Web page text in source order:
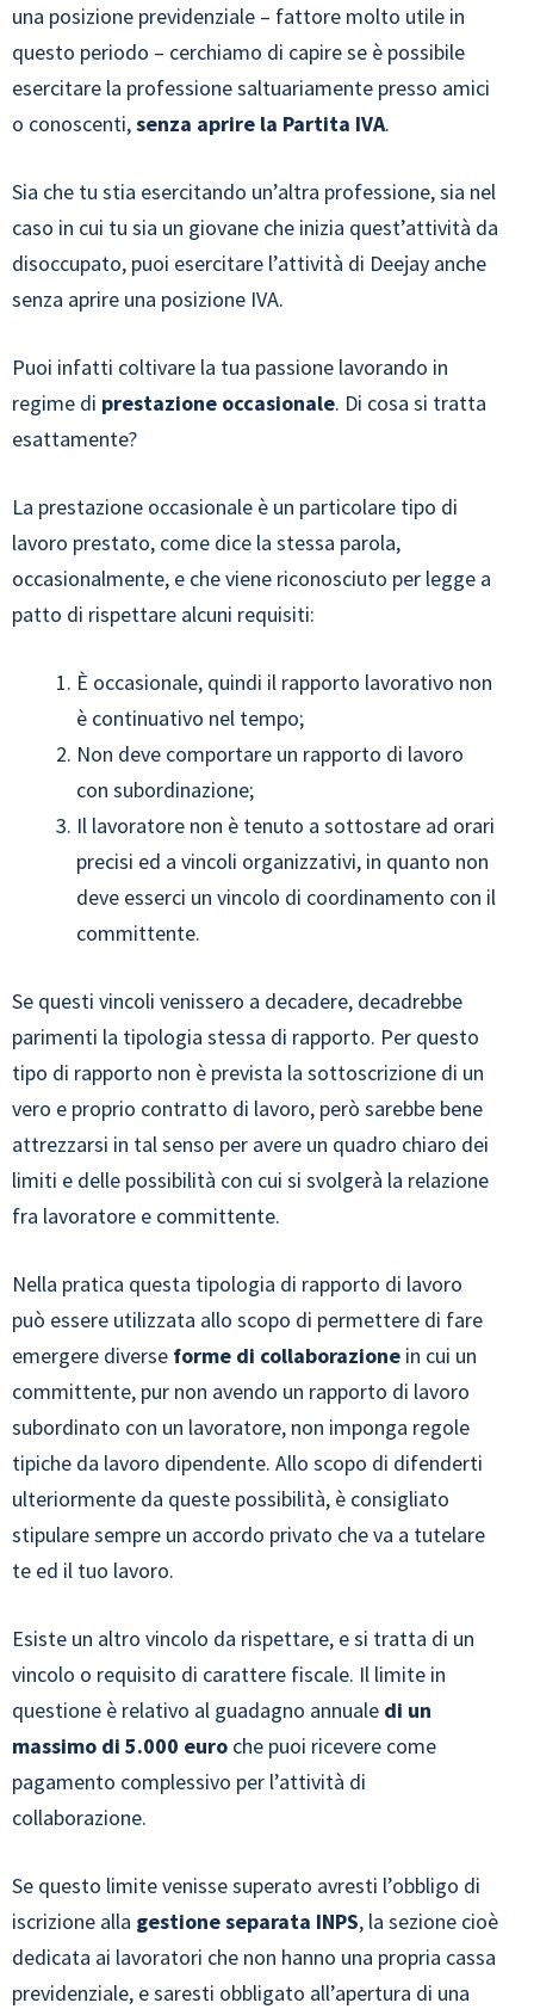
una posizione previdenziale – fattore molto utile in
questo periodo – cerchiamo di capire se è possibile
esercitare la professione saltuariamente presso amici
o conoscenti,senza aprire la Partita IVA.
Sia che tu stia esercitando un’altra professione, sia nel
caso in cui tu sia un giovane che inizia quest’attività da
disoccupato, puoi esercitare l’attività di Deejay anche
senza aprire una posizione IVA.
Puoi infatti coltivare la tua passione lavorando in
regime di prestazione occasionale. Di cosa si tratta
esattamente?
La prestazione occasionale è un particolare tipo di
lavoro prestato, come dice la stessa parola,
occasionalmente, e che viene riconosciuto per legge a
patto di rispettare alcuni requisiti:
È occasionale, quindi il rapporto lavorativo non
è continuativo nel tempo;
Non deve comportare un rapporto di lavoro
con subordinazione;
Il lavoratore non è tenuto a sottostare ad orari
precisi ed a vincoli organizzativi, in quanto non
deve esserci un vincolo di coordinamento con il
committente.
Se questi vincoli venissero a decadere, decadrebbe
parimenti la tipologia stessa di rapporto. Per questo
tipo di rapporto non è prevista la sottoscrizione di un
vero e proprio contratto di lavoro, però sarebbe bene
attrezzarsi in tal senso per avere un quadro chiaro dei
limiti e delle possibilità con cui si svolgerà la relazione
fra lavoratore e committente.
Nella pratica questa tipologia di rapporto di lavoro
può essere utilizzata allo scopo di permettere di fare
emergere diverse forme di collaborazione in cui un
committente, pur non avendo un rapporto di lavoro
subordinato con un lavoratore, non imponga regole
tipiche da lavoro dipendente. Allo scopo di difenderti
ulteriormente da queste possibilità, è consigliato
stipulare sempre un accordo privato che va a tutelare
te ed il tuo lavoro.
Esiste un altro vincolo da rispettare, e si tratta di un
vincolo o requisito di carattere fiscale. Il limite in
questione è relativo al guadagno annuale di un
massimo di 5.000 euro che puoi ricevere come
pagamento complessivo per l’attività di
collaborazione.
Se questo limite venisse superato avresti l’obbligo di
iscrizione alla gestione separata INPS, la sezione cioè
dedicata ai lavoratori che non hanno una propria cassa
previdenziale, e saresti obbligato all’apertura di una